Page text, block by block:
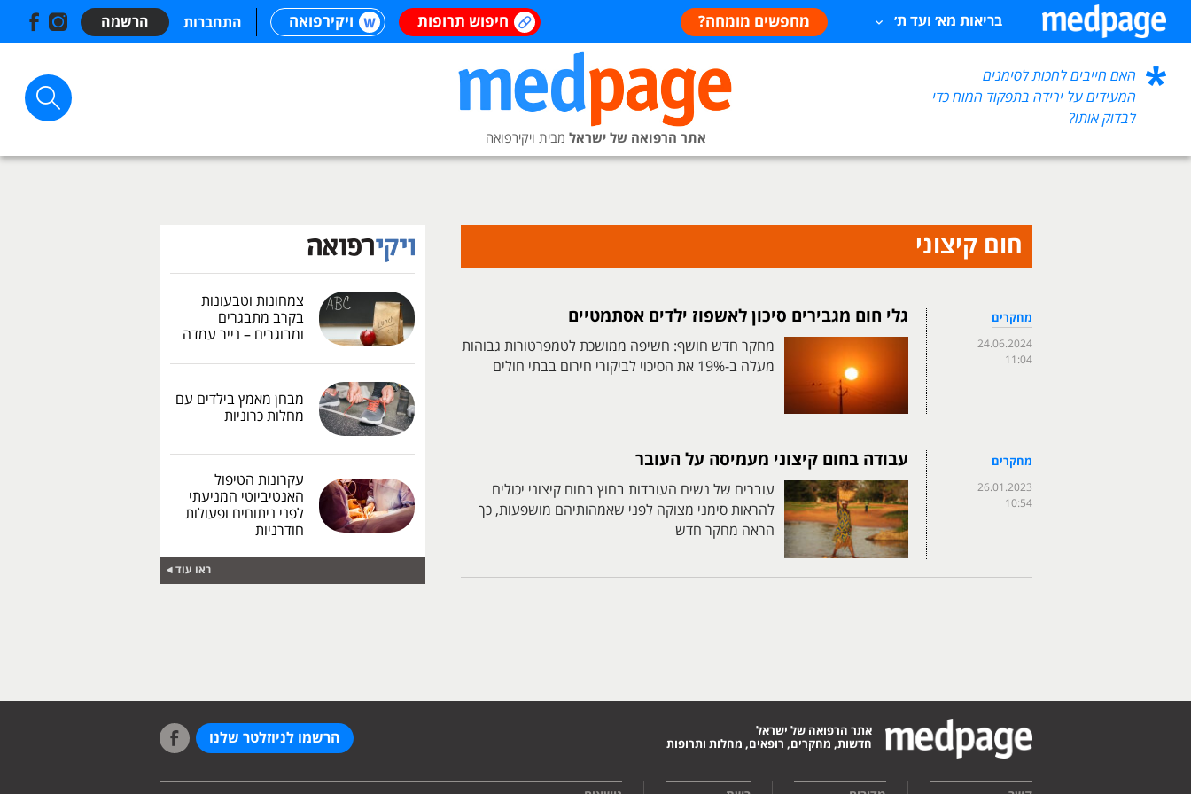
בריאות מא׳ ועד ת׳ מחפשים מומחה? חיפוש תרופות ויקירפואה התחברות הרשמה
האם חייבים לחכות לסימנים
המעידים על ירידה בתפקוד המוח כדי
לבדוק אותו?
אתר הרפואה של ישראל מבית ויקירפואה
חום קיצוני
מחקרים
24.06.2024
11:04
גלי חום מגבירים סיכון לאשפוז ילדים אסתמטיים
מחקר חדש חושף: חשיפה ממושכת לטמפרטורות גבוהות
מעלה ב-19% את הסיכוי לביקורי חירום בבתי חולים
מחקרים
26.01.2023
10:54
עבודה בחום קיצוני מעמיסה על העובר
עוברים של נשים העובדות בחוץ בחום קיצוני יכולים
להראות סימני מצוקה לפני שאמהותיהם מושפעות, כך
הראה מחקר חדש
צמחונות וטבעונות
בקרב מתבגרים
ומבוגרים – נייר עמדה
מבחן מאמץ בילדים עם
מחלות כרוניות
עקרונות הטיפול
האנטיביוטי המניעתי
לפני ניתוחים ופעולות
חודרניות
ראו עוד
אתר הרפואה של ישראל
חדשות, מחקרים, רופאים, מחלות ותרופות
הרשמו לניוזלטר שלנו